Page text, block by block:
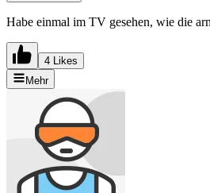
Habe einmal im TV gesehen, wie die
4 Likes
Mehr